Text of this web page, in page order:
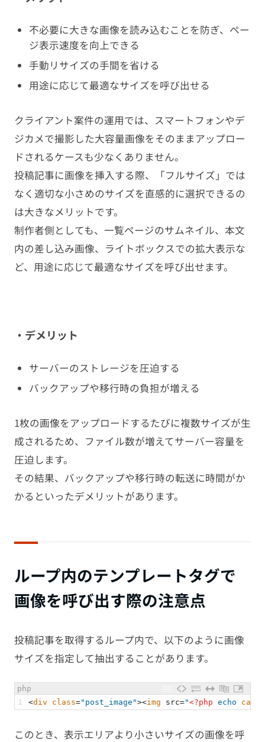
不必要に大きな画像を読み込むことを防ぎ、ペー
ジ表示速度を向上できる
手動リサイズの手間を省ける
用途に応じて最適なサイズを呼び出せる
クライアント案件の運用では、スマートフォンやデ
ジカメで撮影した大容量画像をそのままアップロー
ドされるケースも少なくありません。
投稿記事に画像を挿入する際、「フルサイズ」では
なく適切な小さめのサイズを直感的に選択できるの
は大きなメリットです。
制作者側としても、一覧ページのサムネイル、本文
内の差し込み画像、ライトボックスでの拡大表示な
ど、用途に応じて最適なサイズを呼び出せます。
・デメリット
サーバーのストレージを圧迫する
バックアップや移行時の負担が増える
1枚の画像をアップロードするたびに複数サイズが生
成されるため、ファイル数が増えてサーバー容量を
圧迫します。
その結果、バックアップや移行時の転送に時間がか
かるといったデメリットがあります。
ループ内のテンプレートタグで
画像を呼び出す際の注意点
投稿記事を取得するループ内で、以下のように画像
サイズを指定して抽出することがあります。
php
1
<div class="post_image"><img src="<?php echo
このとき、表示エリアより小さいサイズの画像を呼